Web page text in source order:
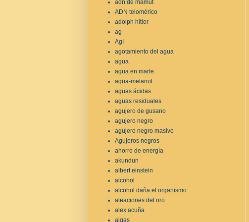
adn de mamut
ADN telomérico
adolph hitler
ag
AgI
agotamiento del agua
agua
agua en marte
agua-metanol
aguas ácidas
aguas residuales
agujero de gusano
agujero negro
agujero negro masivo
Agujeros negros
ahorro de energía
akundun
albert einstein
alcohol
alcohol daña el organismo
aleaciones del oro
alex acuña
algas